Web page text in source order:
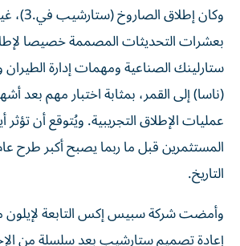
وكان
بعشرات التحديثات المصممة خصيصا
‌ستارلينك الصناعية ومهمات إدارة الطيران
(ناسا) إلى القمر، بمثابة اختبار مهم بعد
عمليات الإطلاق التجريبية. ويُتوقع أن
المستثمرين قبل ما ‌ربما يصبح أكبر طرح
التاريخ.
وأمضت شركة سبيس إكس ⁠التابعة